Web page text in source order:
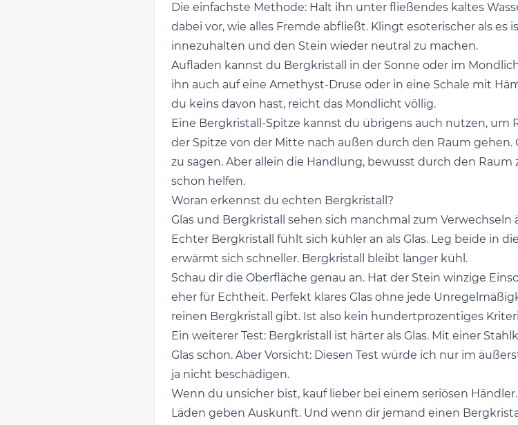
Die einfachste Methode: Halt ihn unter fließendes kaltes
dabei vor, wie alles Fremde abfließt. Klingt esoterischer als es
innezuhalten und den Stein wieder neutral zu machen.
Aufladen kannst du Bergkristall in der Sonne oder im
ihn auch auf eine Amethyst-Druse oder in eine Schale mit
du keins davon hast, reicht das Mondlicht völlig.
Eine Bergkristall-Spitze kannst du übrigens auch nutzen, um
der Spitze von der Mitte nach außen durch den Raum gehen.
zu sagen. Aber allein die Handlung, bewusst durch den
schon helfen.
Woran erkennst du echten Bergkristall?
Glas und Bergkristall sehen sich manchmal zum Verwechseln
Echter Bergkristall fühlt sich kühler an als Glas. Leg beide in
erwärmt sich schneller. Bergkristall bleibt länger kühl.
Schau dir die Oberfläche genau an. Hat der Stein winzige
eher für Echtheit. Perfekt klares Glas ohne jede
reinen Bergkristall gibt. Ist also kein hundertprozentiges
Ein weiterer Test: Bergkristall ist härter als Glas. Mit einer
Glas schon. Aber Vorsicht: Diesen Test würde ich nur im
ja nicht beschädigen.
Wenn du unsicher bist, kauf lieber bei einem seriösen
Läden geben Auskunft. Und wenn dir jemand einen